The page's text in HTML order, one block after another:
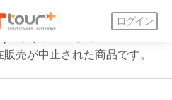
ログイン
売が中止された商品です。